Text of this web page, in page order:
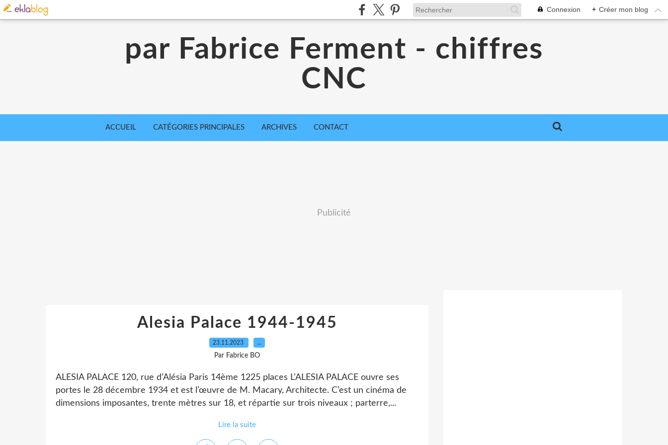
Connexion + Créer mon blog
par Fabrice Ferment - chiffres
CNC
ACCUEIL CATÉGORIES PRINCIPALES ARCHIVES CONTACT
Publicité
Alesia Palace 1944-1945
23.11.2023 …
Par Fabrice BO
ALESIA PALACE 120, rue d’Alésia Paris 14ème 1225 places L’ALESIA PALACE ouvre ses
portes le 28 décembre 1934 et est l’œuvre de M. Macary, Architecte. C’est un cinéma de
dimensions imposantes, trente mètres sur 18, et répartie sur trois niveaux ; parterre,...
Lire la suite